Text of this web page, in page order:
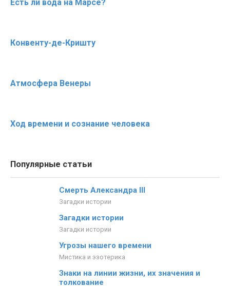
Есть ли вода на Марсе?
Конвенту-де-Кришту
Атмосфера Венеры
Ход времени и сознание человека
Популярные статьи
Смерть Александра III
Загадки истории
Загадки истории
Загадки истории
Угрозы нашего времени
Мистика и эзотерика
Знаки на линии жизни, их значения и
толкование